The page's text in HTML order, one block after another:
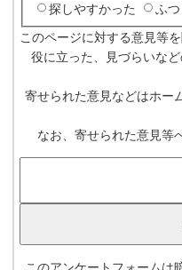
探しやすかった
ふつ
このページに対する意見等を
役に立った、見づらいな
寄せられた意見などはホー
なお、寄せられた意見等